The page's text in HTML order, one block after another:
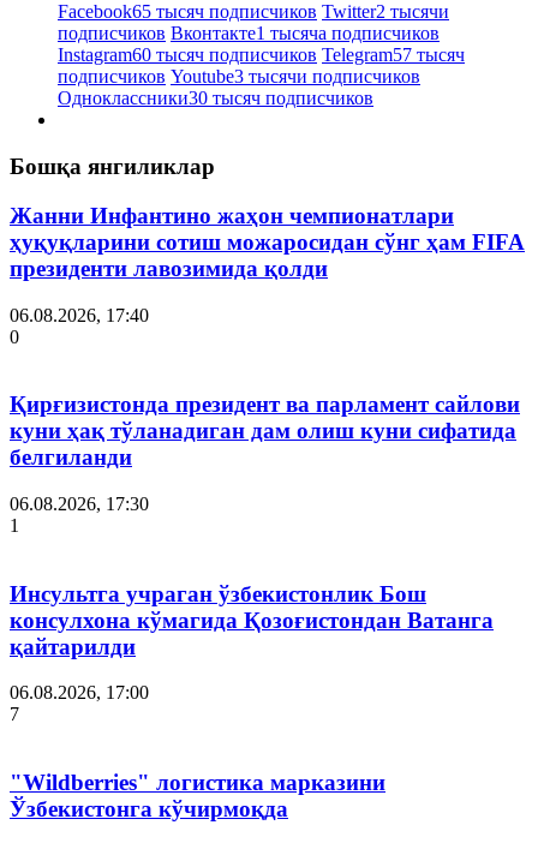
Facebook65 тысяч подписчиков Twitter2 тысячи
подписчиков Вконтакте1 тысяча подписчиков
Instagram60 тысяч подписчиков Telegram57 тысяч
подписчиков Youtube3 тысячи подписчиков
Одноклассники30 тысяч подписчиков
Бошқа янгиликлар
Жанни Инфантино жаҳон чемпионатлари
ҳуқуқларини сотиш можаросидан сўнг ҳам FIFA
президенти лавозимида қолди
06.08.2026, 17:40
0
Қирғизистонда президент ва парламент сайлови
куни ҳақ тўланадиган дам олиш куни сифатида
белгиланди
06.08.2026, 17:30
1
Инсультга учраган ўзбекистонлик Бош
консулхона кўмагида Қозоғистондан Ватанга
қайтарилди
06.08.2026, 17:00
7
"Wildberries" логистика марказини
Ўзбекистонга кўчирмоқда